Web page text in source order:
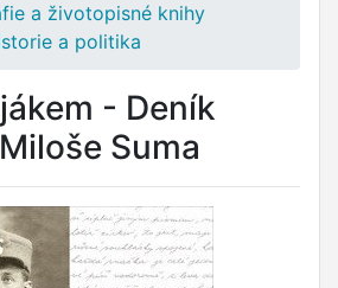
a životopisné knihy
a politika
- Deník
Suma